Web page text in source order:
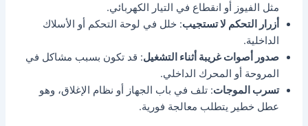
مثل الفيوز أو انقطاع في التيار الكهربائي.
أزرار التحكم لا تستجيب: خلل في لوحة التحكم أو الأسلاك
الداخلية.
صدور أصوات غريبة أثناء التشغيل: قد تكون بسبب مشاكل في
المروحة أو المحرك الداخلي.
تسرب الموجات: تلف في باب الجهاز أو نظام الإغلاق، وهو
عطل خطير يتطلب معالجة فورية.